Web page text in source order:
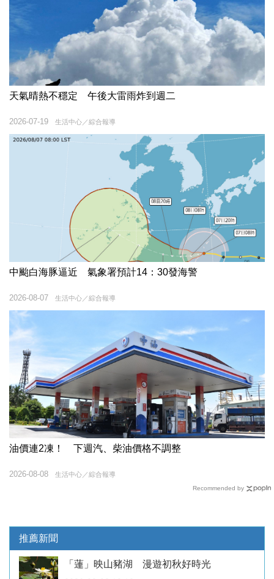
天氣晴熱不穩定 午後大雷雨炸到週二
生活中心／綜合報導
2026-07-19
中颱白海豚逼近 氣象署預計14：30發海警
生活中心／綜合報導
2026-08-07
油價連2凍！ 下週汽、柴油價格不調整
生活中心／綜合報導
2026-08-08
Recommended by
推薦新聞
「蓮」映山豬湖 漫遊初秋好時光